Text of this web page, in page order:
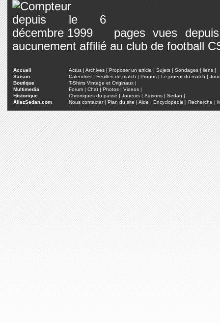
pages vues
aucunement affilié au club de football
Accueil Actus | Archives | Proposer un article | Sujets | Sondages | liens |
Saison
Calendrier| Feuilles de match | Pronos | Le joueur du match |
Boutique
T-Shirts Vintage et Originaux |
Multimedia
Forum | Chat | Photos | Videos |
Historique
Chroniques du passé | Joueurs | Saisons | Sedan |
AllezSedan.com
Nous contacter| Plan du site | Aide | Encyclopedie | Recherche |